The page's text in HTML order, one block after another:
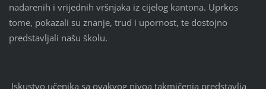
nadarenih i vrijednih vršnjaka iz cijelog kantona. Uprkos
tome, pokazali su znanje, trud i upornost, te dostojno
predstavljali našu školu.
Iskustvo učenika sa ovakvog nivoa takmičenja predstavlja